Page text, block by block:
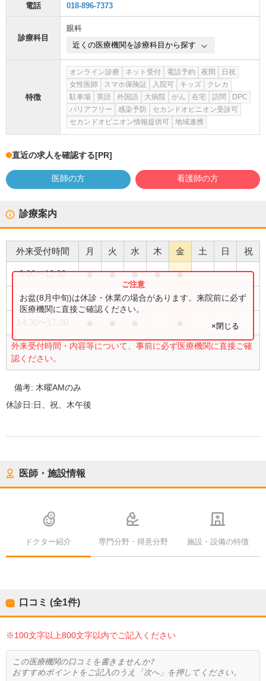
電話 018-896-7373
診療科目
眼科
近くの医療機関を診療科目から探す
特徴
オンライン診療 ネット受付 電話予約 夜間
日祝
女性医師
スマホ保険証 入院可 キッズ
クレカ
駐車場
英語 外国語 大病院 がん 在宅 訪問
DPC
バリアフリー
感染予防
セカンドオピニオン受診可
セカンドオピニオン情報提供可
地域連携
直近の求人を確認する[PR]
医師の方 看護師の方
診療案内
外来受付時間 月 火 水 木 金 土 日 祝
9:00〜12:30 ● ● ● ● ●
9:00〜13:00 ●
外来受付時間・内容等について、事前に必ず医療機関に直接ご確
認ください。
お盆(8月中旬)は休診・休業の場合があります。来院前に必ず
医療機関に直接ご確認ください。
×閉じる
備考: 木曜AMのみ
休診日:日、祝、木午後
医師・施設情報
ドクター紹介 専門分野・得意分野 施設・設備の特徴
口コミ (全1件)
※100文字以上800文字以内でご記入ください